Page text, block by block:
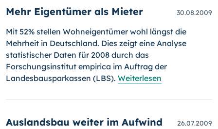
Mehr Eigentümer als Mieter 30.08.2009
Mit 52% stellen Wohneigentümer wohl längst die
Mehrheit in Deutsch­land. Dies zeigt eine Analyse
statistischer Daten für 2008 durch das
Forschungsinstitut empirica im Auftrag der
Landesbausparkassen (LBS). Weiterlesen
Auslandsbau weiter im Aufwind 26.07.2009